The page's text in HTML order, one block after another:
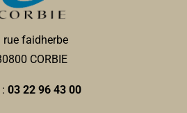
rue faidherbe
CORBIE
03 22 96 43 00